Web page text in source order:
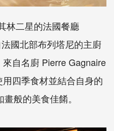
林二星的法國餐廳
國北部布列塔尼的主廚
自名廚 Pierre Gagnaire
四季食材並結合自身的
般的美食佳餚。